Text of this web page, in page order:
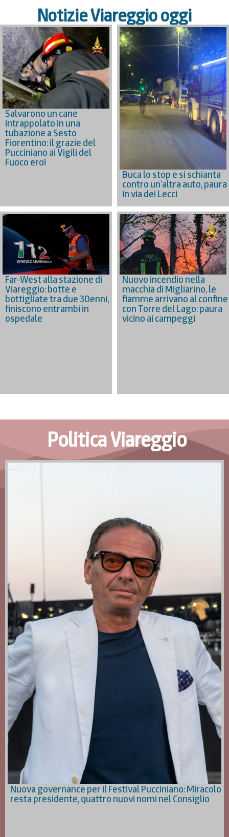
Notizie Viareggio oggi
Salvarono un cane
intrappolato in una
tubazione a Sesto
Fiorentino: il grazie del
Pucciniano ai Vigili del
Fuoco eroi
Buca lo stop e si schianta
contro un’altra auto, paura
in via dei Lecci
Far-West alla stazione di
Viareggio: botte e
bottigliate tra due 30enni,
finiscono entrambi in
ospedale
Nuovo incendio nella
macchia di Migliarino, le
fiamme arrivano al confine
con Torre del Lago: paura
vicino ai campeggi
Politica Viareggio
Nuova governance per il Festival Pucciniano: Miracolo
resta presidente, quattro nuovi nomi nel Consiglio